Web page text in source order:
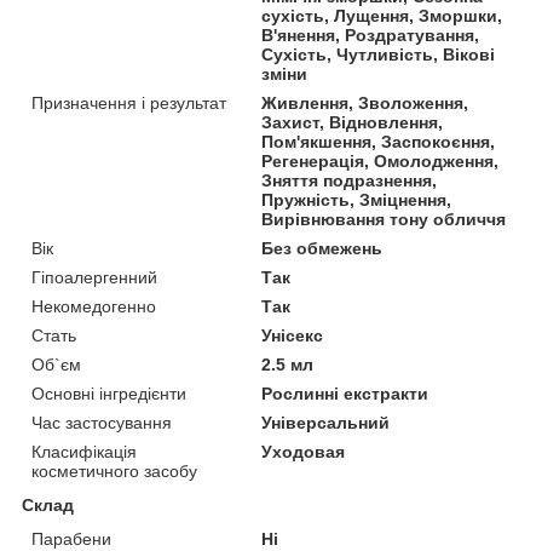
сухість, Лущення, Зморшки,
В'янення, Роздратування,
Сухість, Чутливість, Вікові
зміни
Призначення і результат
Живлення, Зволоження,
Захист, Відновлення,
Пом'якшення, Заспокоєння,
Регенерація, Омолодження,
Зняття подразнення,
Пружність, Зміцнення,
Вирівнювання тону обличчя
Вік
Без обмежень
Гіпоалергенний
Так
Некомедогенно
Так
Стать
Унісекс
Об`єм
2.5 мл
Основні інгредієнти
Рослинні екстракти
Час застосування
Універсальний
Класифікація
косметичного засобу
Уходовая
Склад
Парабени
Ні